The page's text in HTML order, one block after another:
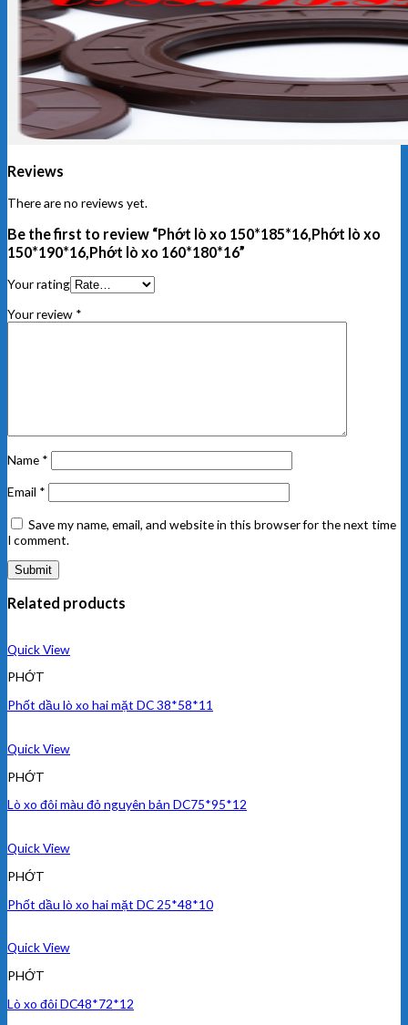
Reviews
There are no reviews yet.
Be the first to review “Phớt lò xo 150*185*16,Phớt lò xo
150*190*16,Phớt lò xo 160*180*16”
Your rating
Your review *
Name *
Email *
Save my name, email, and website in this browser for the next time
I comment.
Related products
Quick View
PHỚT
Phốt dầu lò xo hai mặt DC 38*58*11
Quick View
PHỚT
Lò xo đôi màu đỏ nguyên bản DC75*95*12
Quick View
PHỚT
Phốt dầu lò xo hai mặt DC 25*48*10
Quick View
PHỚT
Lò xo đôi DC48*72*12